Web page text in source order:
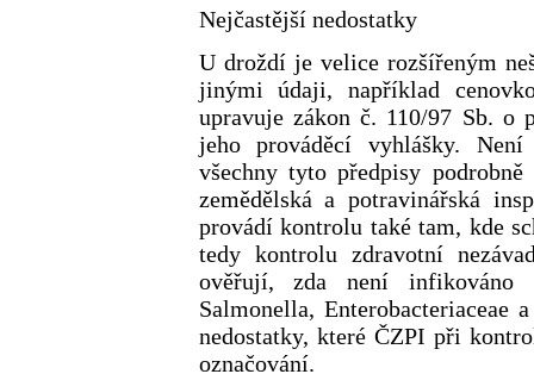
Nejčastější nedostatky
U droždí je velice rozšířeným
jinými údaji, například
upravuje zákon č. 110/97 Sb. o
jeho prováděcí vyhlášky.
všechny tyto předpisy
zemědělská a potravinářská
provádí kontrolu také tam, kde
tedy kontrolu zdravotní
ověřují, zda není infikováno
Salmonella, Enterobacteriaceae
nedostatky, které ČZPI při
označování.